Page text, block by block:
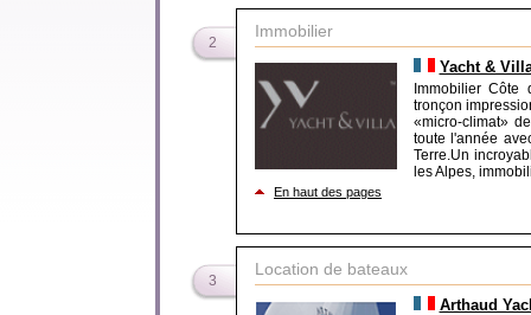
2
Immobilier
En haut des pages
Yacht &
Immobilier Côte
tronçon
«micro-climat»
toute l'année
Terre.Un
les Alpes,
3
Location de bateaux
Arthaud